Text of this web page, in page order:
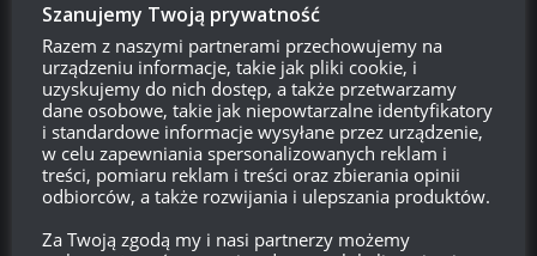
Kanał wpisów
Kanał komentarzy
WordPress.org
Szanujemy Twoją prywatność
Razem z naszymi partnerami przechowujemy na
urządzeniu informacje, takie jak pliki cookie, i
uzyskujemy do nich dostęp, a także przetwarzamy
dane osobowe, takie jak niepowtarzalne identyfikatory
i standardowe informacje wysyłane przez urządzenie,
w celu zapewniania spersonalizowanych reklam i
treści, pomiaru reklam i treści oraz zbierania opinii
odbiorców, a także rozwijania i ulepszania produktów.
Za Twoją zgodą my i nasi partnerzy możemy